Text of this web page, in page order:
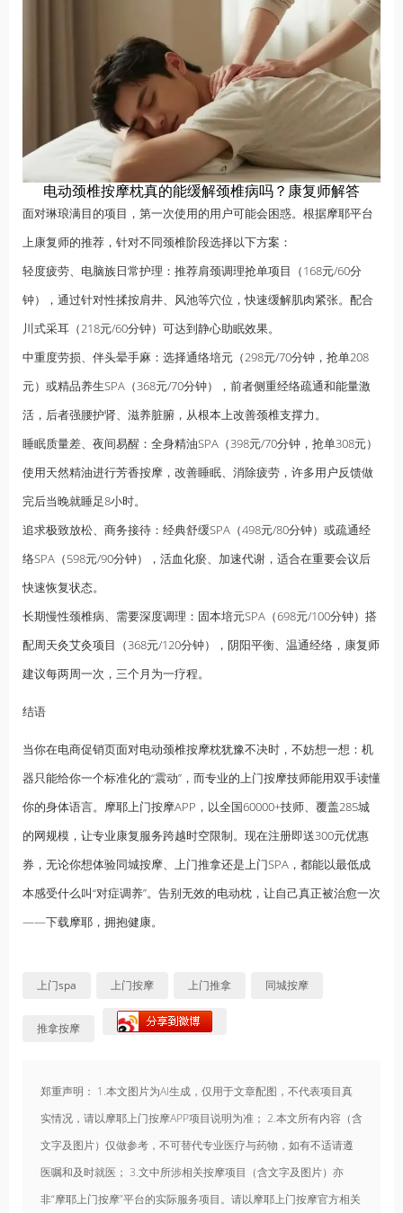
电动颈椎按摩枕真的能缓解颈椎病吗？康复师解答
面对琳琅满目的项目，第一次使用的用户可能会困惑。根据摩耶平台
上康复师的推荐，针对不同颈椎阶段选择以下方案：
轻度疲劳、电脑族日常护理：推荐肩颈调理抢单项目（168元/60分
钟），通过针对性揉按肩井、风池等穴位，快速缓解肌肉紧张。配合
川式采耳（218元/60分钟）可达到静心助眠效果。
中重度劳损、伴头晕手麻：选择通络培元（298元/70分钟，抢单208
元）或精品养生SPA（368元/70分钟），前者侧重经络疏通和能量激
活，后者强腰护肾、滋养脏腑，从根本上改善颈椎支撑力。
睡眠质量差、夜间易醒：全身精油SPA（398元/70分钟，抢单308元）
使用天然精油进行芳香按摩，改善睡眠、消除疲劳，许多用户反馈做
完后当晚就睡足8小时。
追求极致放松、商务接待：经典舒缓SPA（498元/80分钟）或疏通经
络SPA（598元/90分钟），活血化瘀、加速代谢，适合在重要会议后
快速恢复状态。
长期慢性颈椎病、需要深度调理：固本培元SPA（698元/100分钟）搭
配周天灸艾灸项目（368元/120分钟），阴阳平衡、温通经络，康复师
建议每两周一次，三个月为一疗程。
结语
当你在电商促销页面对电动颈椎按摩枕犹豫不决时，不妨想一想：机
器只能给你一个标准化的“震动”，而专业的上门按摩技师能用双手读懂
你的身体语言。摩耶上门按摩APP，以全国60000+技师、覆盖285城
的网规模，让专业康复服务跨越时空限制。现在注册即送300元优惠
券，无论你想体验同城按摩、上门推拿还是上门SPA，都能以最低成
本感受什么叫“对症调养”。告别无效的电动枕，让自己真正被治愈一次
——下载摩耶，拥抱健康。
上门spa 上门按摩 上门推拿 同城按摩
推拿按摩
郑重声明： 1.本文图片为AI生成，仅用于文章配图，不代表项目真
实情况，请以摩耶上门按摩APP项目说明为准； 2.本文所有内容（含
文字及图片）仅做参考，不可替代专业医疗与药物，如有不适请遵
医嘱和及时就医； 3.文中所涉相关按摩项目（含文字及图片）亦
非“摩耶上门按摩”平台的实际服务项目。请以摩耶上门按摩官方相关